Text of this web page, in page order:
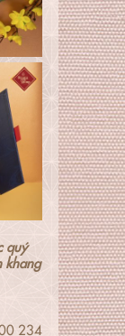
quý
khang
234